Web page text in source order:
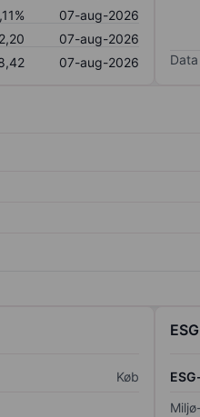
07-aug-2026
07-aug-2026
07-aug-2026
Køb